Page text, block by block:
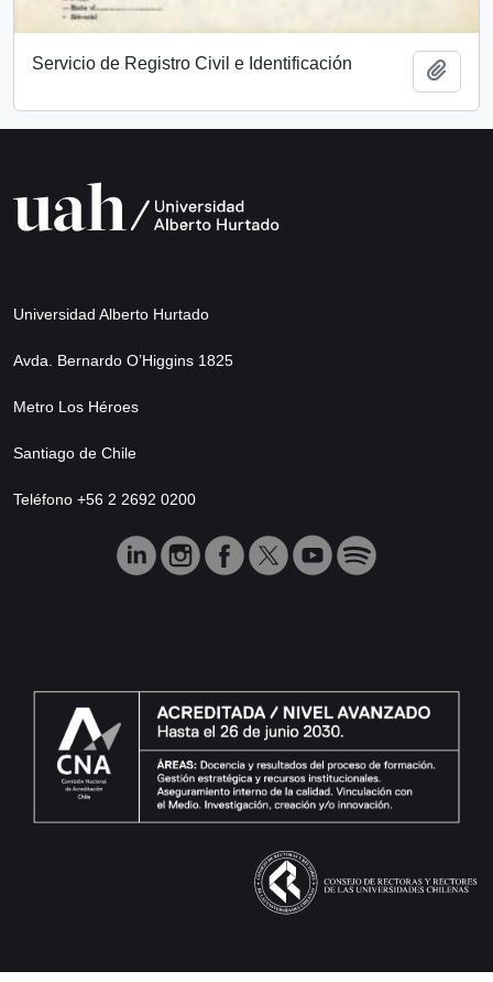
Servicio de Registro Civil e Identificación
Universidad Alberto Hurtado
Avda. Bernardo O’Higgins 1825
Metro Los Héroes
Santiago de Chile
Teléfono +56 2 2692 0200